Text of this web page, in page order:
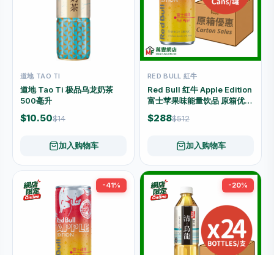
道地 TAO TI
道地 Tao Ti 极品乌龙奶茶
500毫升
$10.50$14
加入购物车
RED BULL 紅牛
Red Bull 红牛 Apple Edition
富士苹果味能量饮品 原箱优惠
（250毫升 × 24罐）
$288$512
加入购物车
-41% -20%